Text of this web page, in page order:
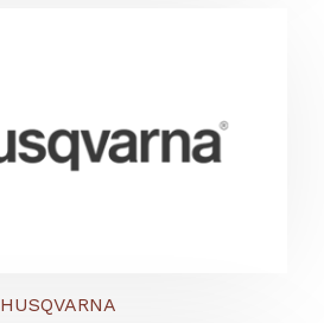
HUSQVARNA